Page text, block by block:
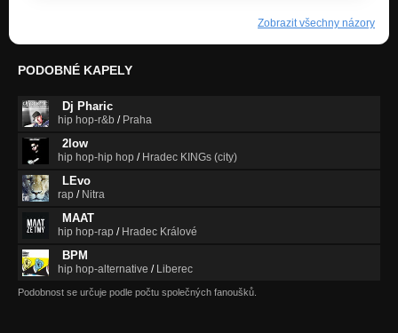
Zobrazit všechny názory
PODOBNÉ KAPELY
Dj Pharic
hip hop-r&b / Praha
2low
hip hop-hip hop / Hradec KINGs (city)
LEvo
rap / Nitra
MAAT
hip hop-rap / Hradec Králové
BPM
hip hop-alternative / Liberec
Podobnost se určuje podle počtu společných fanoušků.